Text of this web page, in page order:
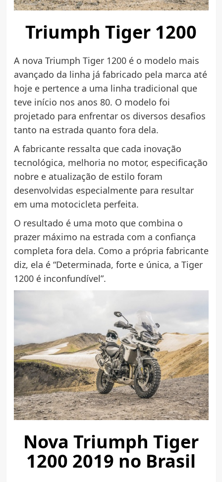
Triumph Tiger 1200
A nova Triumph Tiger 1200 é o modelo mais
avançado da linha já fabricado pela marca até
hoje e pertence a uma linha tradicional que
teve início nos anos 80. O modelo foi
projetado para enfrentar os diversos desafios
tanto na estrada quanto fora dela.
A fabricante ressalta que cada inovação
tecnológica, melhoria no motor, especificação
nobre e atualização de estilo foram
desenvolvidas especialmente para resultar
em uma motocicleta perfeita.
O resultado é uma moto que combina o
prazer máximo na estrada com a confiança
completa fora dela. Como a própria fabricante
diz, ela é “Determinada, forte e única, a Tiger
1200 é inconfundível”.
Nova Triumph Tiger
1200 2019 no Brasil